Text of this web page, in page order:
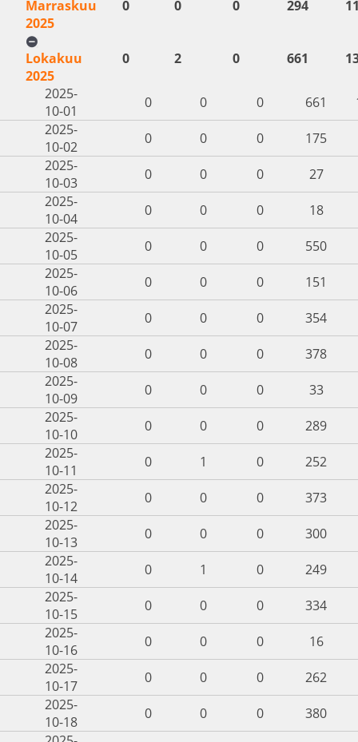
Marraskuu
2025
0 0 0 294
Lokakuu
2025
0 2 0 661
2025-
10-01
0 0 0 661
2025-
10-02
0 0 0
175
2025-
10-03
0 0 0
27
2025-
10-04
0 0 0
18
2025-
10-05
0 0 0
550
2025-
10-06
0 0 0
151
2025-
10-07
0 0 0
354
2025-
10-08
0 0 0
378
2025-
10-09
0 0 0
33
2025-
10-10
0 0 0
289
2025-
10-11
0 1 0
252
2025-
10-12
0 0 0
373
2025-
10-13
0 0 0
300
2025-
10-14
0 1 0
249
2025-
10-15
0 0 0
334
2025-
10-16
0 0 0
16
2025-
10-17
0 0 0
262
2025-
10-18
0 0 0
380